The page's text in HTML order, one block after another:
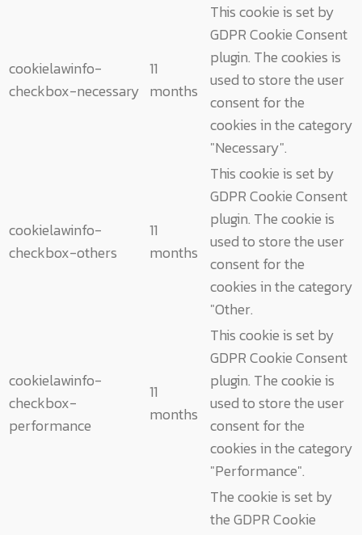
cookielawinfo-
checkbox-necessary
11
months
This cookie is set by
GDPR Cookie Consent
plugin. The cookies is
used to store the user
consent for the
cookies in the category
"Necessary".
cookielawinfo-
checkbox-others
11
months
This cookie is set by
GDPR Cookie Consent
plugin. The cookie is
used to store the user
consent for the
cookies in the category
"Other.
cookielawinfo-
checkbox-
performance
11
months
This cookie is set by
GDPR Cookie Consent
plugin. The cookie is
used to store the user
consent for the
cookies in the category
"Performance".
The cookie is set by
the GDPR Cookie